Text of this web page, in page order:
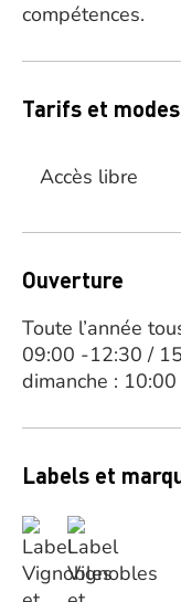
compétences.
Tarifs et
Accès libre
Ouverture
Toute l’année
09:00 -12:30 /
dimanche :
Labels et